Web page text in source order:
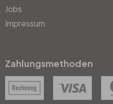
Jobs
Impressum
Zahlungsmethoden